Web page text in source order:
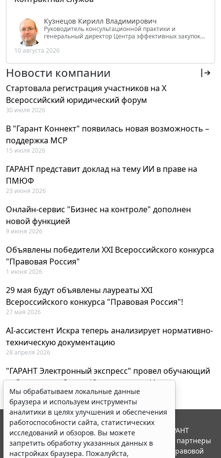
Кузнецов Кирилл Владимирович
Руководитель консультационной практики и
генеральный директор Центра эффективных закупок
РФ
10 августа 2026
Новости компании
Стартовала регистрация участников на X
Всероссийский юридический форум
30 июля 2026
В "Гарант Коннект" появилась новая возможность –
поддержка MCP
15 июля 2026
ГАРАНТ представит доклад на тему ИИ в праве на
ПМЮФ
23 июня 2026
Онлайн-сервис "Бизнес на контроле" дополнен
новой функцией
9 июня 2026
Объявлены победители XXI Всероссийского конкурса
"Правовая Россия"
1 июня 2026
29 мая будут объявлены лауреаты XXI
Всероссийского конкурса "Правовая Россия"!
27 мая 2026
AI-ассистент Искра теперь анализирует нормативно-
техническую документацию
28 апреля 2026
"ГАРАНТ Электронный экспресс" провел обучающий
вебинар по работе с AI-ассистентом Искра
23 апреля 2026
Мы обрабатываем локальные данные
браузера и используем инструменты
аналитики в целях улучшения и обеспечения
работоспособности сайта, статистических
исследований и обзоров. Вы можете
запретить обработку указанных данных в
настройках браузера. Пожалуйста,
© ООО "НПП "ГАРАНТ-СЕРВИС", 2026. Система ГАРАНТ
выпускается с 1990 года. Компания "Гарант" и ее партнеры
являются участниками Российской ассоциации правовой